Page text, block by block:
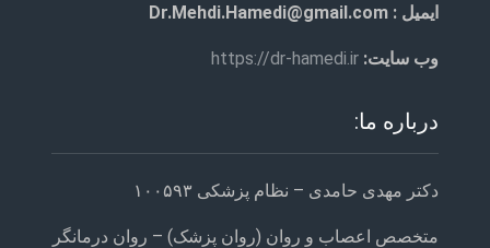
ایمیل : Dr.Mehdi.Hamedi@gmail.com
وب سایت: https://dr-hamedi.ir
درباره ما:
دکتر مهدی حامدی – نظام پزشکی ۱۰۰۵۹۳
متخصص اعصاب و روان (روان پزشک) – روان درمانگر